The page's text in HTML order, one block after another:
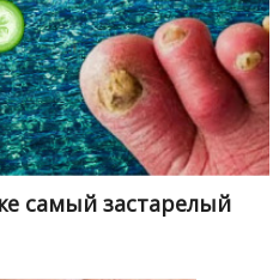
самый застарелый